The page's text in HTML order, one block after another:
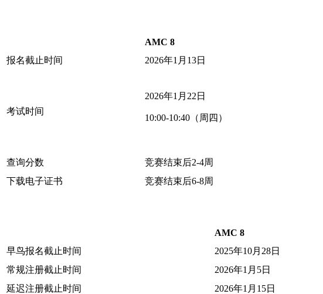
AMC 8
报名截止时间
2026年1月13日
考试时间
2026年1月22日
10:00-10:40（周四）
查询分数 竞赛结束后2-4周
下载电子证书
竞赛结束后6-8周
AMC 8
早鸟报名截止时间
2025年10月28日
常规注册截止时间
2026年1月5日
延迟注册截止时间
2026年1月15日